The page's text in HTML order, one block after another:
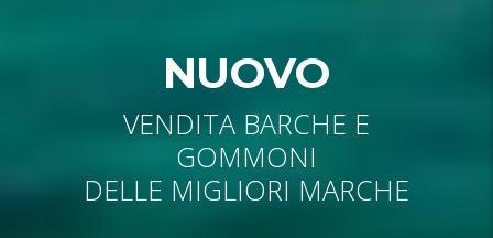
NUOVO
VENDITA BARCHE E
GOMMONI
DELLE MIGLIORI MARCHE